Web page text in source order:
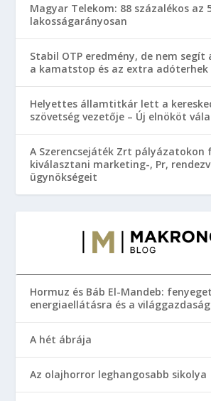
Magyar Telekom: 88 százalékos az
lakosságarányosan
Stabil OTP eredmény, de nem
a kamatstop és az extra adóterhek
Helyettes államtitkár lett a
szövetség vezetője – Új elnököt
A Szerencsejáték Zrt pályázatokon
kiválasztani marketing-, Pr,
ügynökségeit
Hormuz és Báb El-Mandeb:
energiaellátásra és a
A hét ábrája
Az olajhorror leghangosabb sikolya